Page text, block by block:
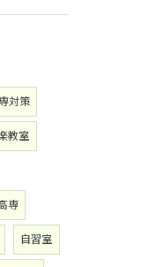
対策
教室
専
自習室